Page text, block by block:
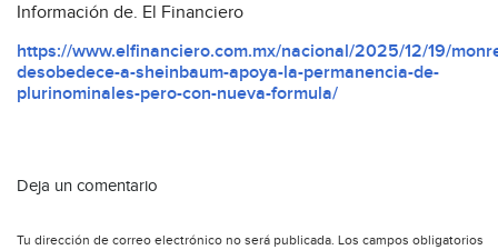
Información de. El Financiero
https://www.elfinanciero.com.mx/nacional/2025/12/19/
desobedece-a-sheinbaum-apoya-la-permanencia-de-
plurinominales-pero-con-nueva-formula/
Deja un comentario
Tu dirección de correo electrónico no será publicada. Los campos obligatorios